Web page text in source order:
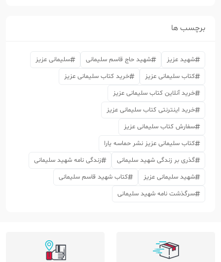
برچسب ها
شهید عزیز شهید حاج قاسم سلیمانی
سلیمانی عزیز
کتاب سلیمانی عزیز
خرید کتاب سلیمانی عزیز
خرید آنلاین کتاب سلیمانی عزیز
خرید اینترنتی کتاب سلیمانی عزیز
سفارش کتاب سلیمانی عزیز
کتاب سلیمانی عزیز نشر حماسه یارا
گذری بر زندگی شهید سلیمانی
زندگی نامه شهید سلیمانی
شهید سلیمانی عزیز
کتاب شهید قاسم سلیمانی
سرگذشت نامه شهید سلیمانی